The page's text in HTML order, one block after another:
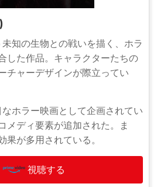
知の生物との戦いを描く、ホラ
した作品。キャラクターたちの
チャーデザインが際立ってい
ホラー映画として企画されてい
メディ要素が追加された。ま
果が多用されている。
視聴する